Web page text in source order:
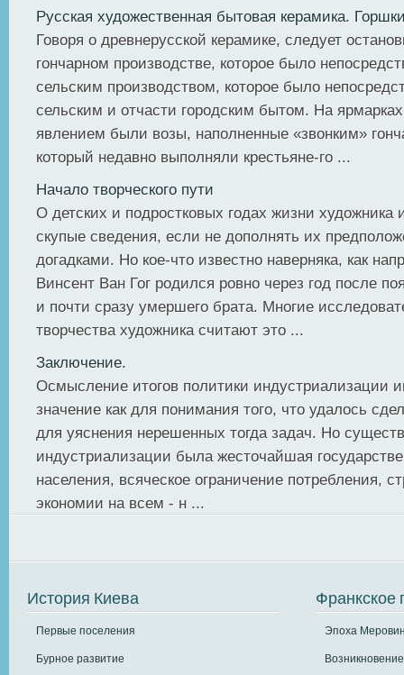
Русская художественная бытовая керамика.
Говоря о древнерусской керамике, следует
гончарном производстве, которое было
сельским производством, которое было
сельским и отчасти городским бытом. На
явлением были возы, наполненные «звонким»
который недавно выполняли крестьяне-го ...
Начало творческого пути
О детских и подростковых годах жизни художника
скупые сведения, если не дополнять их
догадками. Но кое-что известно наверняка, как
Винсент Ван Гог родился ровно через год после
и почти сразу умершего брата. Многие
творчества художника считают это ...
Заключение.
Осмысление итогов политики индустриализации
значение как для понимания того, что удалось
для уяснения нерешенных тогда задач. Но
индустриализации была жесточайшая
населения, всяческое ограничение потребления,
экономии на всем - н ...
История Киева
Первые поселения
Бурное развитие
Франкское
Эпоха